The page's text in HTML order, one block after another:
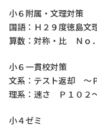
小６附属・文理対策
国語：Ｈ２９度徳島
算数：対称・比 Ｎｏ
小６一貫校対策
文系：テスト返却 ～
理系：速さ Ｐ１０２
小４ゼミ